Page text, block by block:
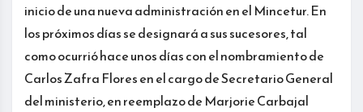
inicio de una nueva administración en el Mincetur. En
los próximos días se designará a sus sucesores, tal
como ocurrió hace unos días con el nombramiento de
Carlos Zafra Flores en el cargo de Secretario General
del ministerio, en reemplazo de Marjorie Carbajal